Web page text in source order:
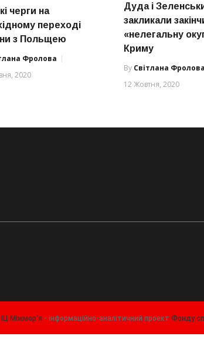
черги на
переході
з Польщею
Фролова
2020
Дуда і
закликали
«нелегальну
Криму
By Світлана Фролова
12 Жовтня, 2020
ІЦ Міжмор'я - інформаційно-аналітичний проект Фонду